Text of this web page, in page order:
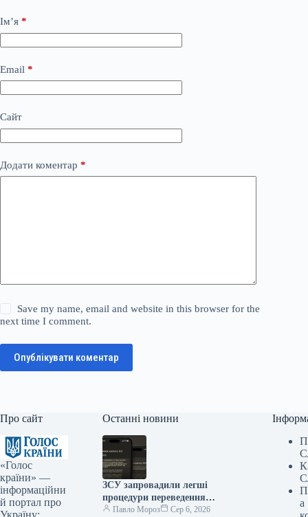
Ім’я *
Email *
Сайт
Додати коментар *
Save my name, email and website in this browser for the
next time I comment.
Опублікувати коментар
Про сайт
«Голос
країни» —
інформаційни
й портал про
Останні новини
ЗСУ запровадили легші
процедури переведення
військовослужбовців
Павло Мороз Сер 6, 2026
а